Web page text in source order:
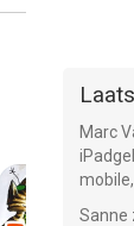
Marc
mobile,...
Sanne